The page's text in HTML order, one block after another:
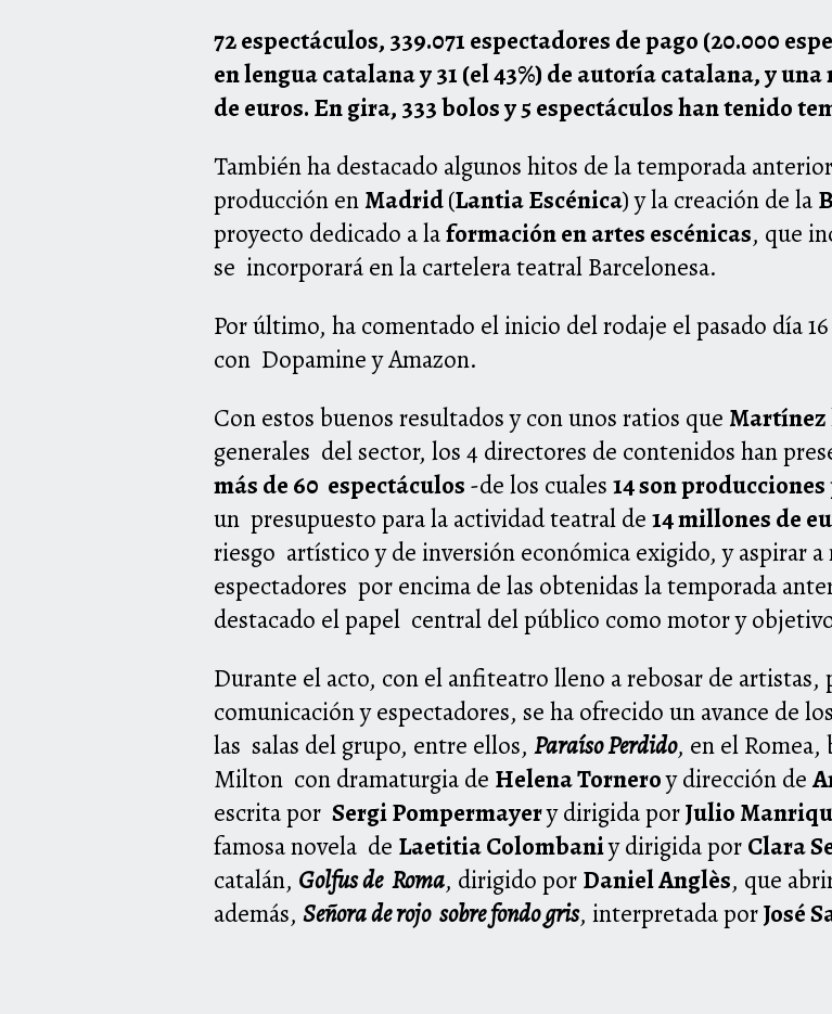
72 espectáculos, 339.071 espectadores de pago (20.000
en lengua catalana y 31 (el 43%) de autoría catalana, y
de euros. En gira, 333 bolos y 5 espectáculos han tenido
También ha destacado algunos hitos de la temporada
producción enMadrid(Lantia Escénica) y la creación de la
proyecto dedicado a laformación en artes escénicas, que
se incorporará en la cartelera teatral Barcelonesa.
Por último, ha comentado el inicio del rodaje el pasado día
con Dopamine y Amazon.
Con estos buenos resultados y con unos ratios queMartínez
generales del sector, los 4 directores de contenidos han
más de 60 espectáculos-de los cuales14 son
un presupuesto para la actividad teatral de14 millones de
riesgo artístico y de inversión económica exigido, y aspirar
espectadores por encima de las obtenidas la temporada
destacado el papel central del público como motor y
Durante el acto, con el anfiteatro lleno a rebosar de artistas,
comunicación y espectadores, se ha ofrecido un avance de
las salas del grupo, entre ellos, Paraíso Perdido, en el Romea,
Milton con dramaturgia de Helena Torneroy dirección de
escrita por Sergi Pompermayery dirigida porJulio
famosa novela de Laetitia Colombaniy dirigida porClara
catalán, Golfus de Roma, dirigido porDaniel Anglès, que
además, Señora de rojo sobre fondo gris, interpretada porJosé